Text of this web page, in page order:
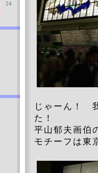
じゃーん！
た！
平山郁夫画伯
モチーフは東
24